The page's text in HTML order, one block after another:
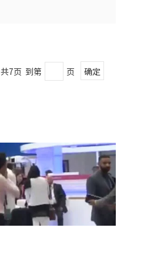
共7页 到第 页 确定